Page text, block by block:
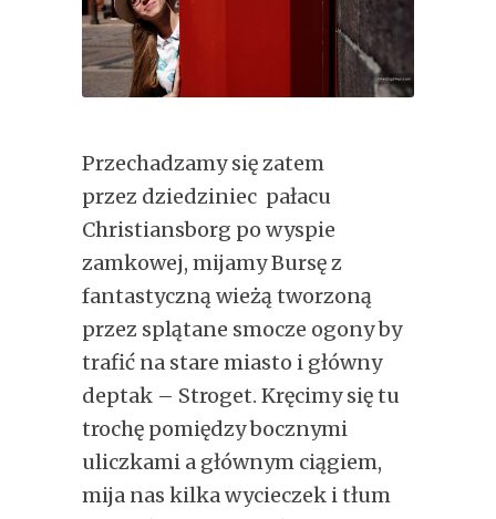
Przechadzamy się zatem
przez dziedziniec pałacu
Christiansborg po wyspie
zamkowej, mijamy Bursę z
fantastyczną wieżą tworzoną
przez splątane smocze ogony by
trafić na stare miasto i główny
deptak – Stroget. Kręcimy się tu
trochę pomiędzy bocznymi
uliczkami a głównym ciągiem,
mija nas kilka wycieczek i tłum